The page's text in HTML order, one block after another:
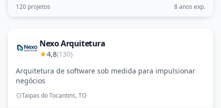
120 projetos 8 anos exp.
Nexo Arquitetura
★4,8(130)
Arquitetura de software sob medida para impulsionar
negócios
Taipas do Tocantins, TO